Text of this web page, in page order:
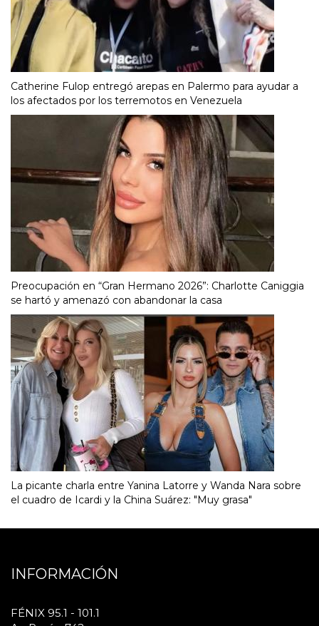
Catherine Fulop entregó arepas en Palermo para ayudar a
los afectados por los terremotos en Venezuela
Preocupación en “Gran Hermano 2026”: Charlotte Caniggia
se hartó y amenazó con abandonar la casa
La picante charla entre Yanina Latorre y Wanda Nara sobre
el cuadro de Icardi y la China Suárez: "Muy grasa"
INFORMACIÓN
FÉNIX 95.1 - 101.1